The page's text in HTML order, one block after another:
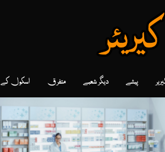
پیشے دیگر شعبے متفرق اسکول کے